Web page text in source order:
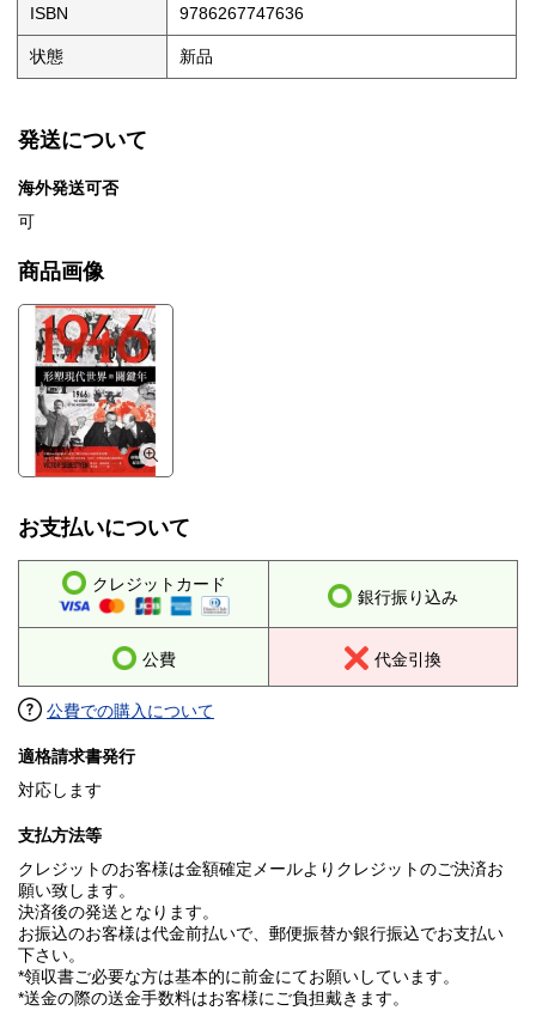
導讀：既沒有和平也沒有戰爭的年代---蔣竹山
1. 「我受夠了把蘇聯人當嬰兒般呵護」
3. 俄羅斯人：「一個信奉沙皇專制統治的民族」
4. Stunde Null （零時）
5 .奧地利忘了它的過去
7. 力行撙節的英國
8. 波修瓦劇院的一場演出
9. 冷戰宣言
10. 退位危機
11. 姦淫劫掠
12. 大難臨頭，德意志人大驅逐
13.「願意去任何地方，就是不要回鄉」
14.「這個中國泥沼」
15. 鐵幕
16. 難以捉摸的情勢
17. 英國對印度的統治日暮途窮
19. 嘗試與錯誤
21. 倖存者
22.「一樁猶太人與布爾什維克聯手的計謀」──血祭誹謗
23. 反恐戰爭
24.「世人聽著，這是關鍵時刻」
25. 法國的榮光：「心裡的抵抗」
26. 史達林對土耳其的虛張聲勢
27. 加爾各答的大屠殺
28.「半修女、半妓女」
30.「把沙灌進鼠洞裡」
31. 通用規則──民主
32. 大寒
後記
誌謝
插圖一覽表
參考書目
注釋
台湾海外在庫につき、納期は３週間ほどかかります。
ISBN 9786267747636
状態 新品
発送について
海外発送可否
可
商品画像
お支払いについて
クレジットカード
銀行振り込み
公費 代金引換
公費での購入について
適格請求書発行
対応します
支払方法等
クレジットのお客様は金額確定メールよりクレジットのご決済お
願い致します。
決済後の発送となります。
お振込のお客様は代金前払いで、郵便振替か銀行振込でお支払い
下さい。
*領収書ご必要な方は基本的に前金にてお願いしています。
*送金の際の送金手数料はお客様にご負担戴きます。